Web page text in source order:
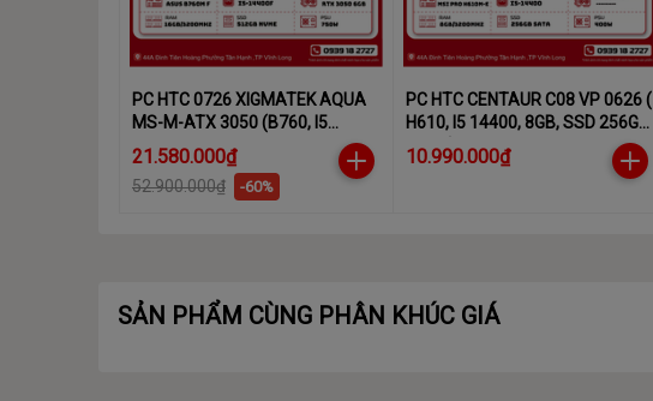
PC HTC 0726 XIGMATEK AQUA
MS-M-ATX 3050 (B760, I5
14400F, 16GB, RTX 3050, 750W,
MÀN HÌNH 24 INCH)
21.580.000₫
52.900.000₫ -60%
PC HTC CENTAUR C08 VP 0626 (
H610, I5 14400, 8GB, SSD 256GB,
400W)
10.990.000₫
SẢN PHẨM CÙNG PHÂN KHÚC GIÁ